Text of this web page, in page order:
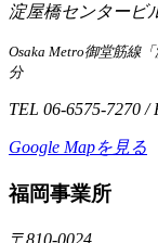
淀屋橋センタービ
Osaka Metro御堂筋線
分
TEL 06-6575-7270 /
Google Mapを見る
福岡事業所
〒810-0024